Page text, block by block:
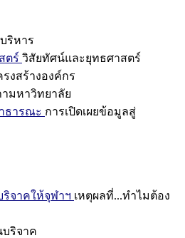
ริหาร
ตร์ วิสัยทัศน์และยุทธศาสตร์
รงสร้างองค์กร
มหาวิทยาลัย
ธารณะ การเปิดเผยข้อมูลสู่
ริจาคให้จุฬาฯ เหตุผลที่...ทำไมต้อง
บริจาค